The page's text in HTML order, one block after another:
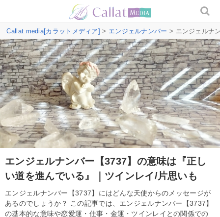
Callat media[カラットメディア] > エンジェルナンバー > エンジェルナ
エンジェルナンバー【3737】の意味は『正し
い道を進んでいる』｜ツインレイ/片思いも
エンジェルナンバー【3737】にはどんな天使からのメッセージが
あるのでしょうか？ この記事では、エンジェルナンバー【3737】
の基本的な意味や恋愛運・仕事・金運・ツインレイとの関係での